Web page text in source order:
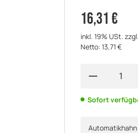
16,31 €
inkl. 19% USt. zzgl.
Netto: 13,71 €
Sofort
Automatikhahn